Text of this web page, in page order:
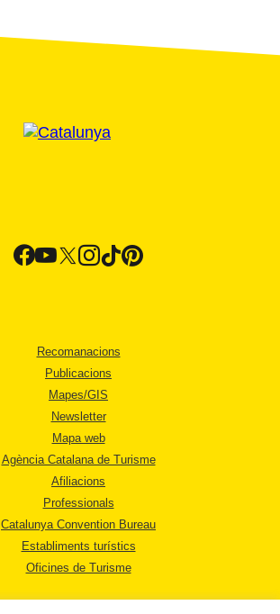
Recomanacions
Publicacions
Mapes/GIS
Newsletter
Mapa web
Agència Catalana de Turisme
Afiliacions
Professionals
Catalunya Convention Bureau
Establiments turístics
Oficines de Turisme